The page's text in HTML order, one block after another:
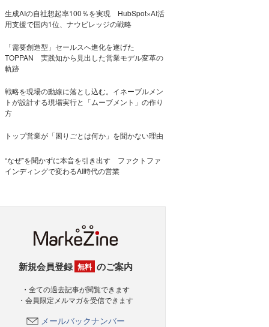
生成AIの自社想起率100％を実現 HubSpot×AI活
用支援で国内1位、ナウビレッジの戦略
「需要創造型」セールスへ進化を遂げた
TOPPAN 実践知から見出した営業モデル変革の
軌跡
戦略を現場の動線に落とし込む。イネーブルメン
トが設計する現場実行と「ムーブメント」の作り
方
トップ営業が「困りごとは何か」を聞かない理由
“なぜ”を聞かずに本音を引き出す ファクトファ
インディングで変わるAI時代の営業
新規会員登録 無料 のご案内
・全ての過去記事が閲覧できます
・会員限定メルマガを受信できます
メールバックナンバー